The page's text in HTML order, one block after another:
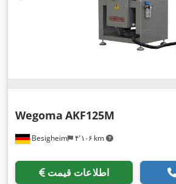
Besigheim ۴٬۱۰۶ km
Wegoma AKF125M
اطلاعات قیمت